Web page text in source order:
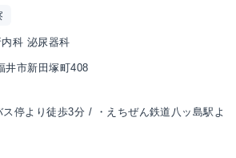
科 泌尿器科
井市新田塚町408
ス停より徒歩3分 / ・えちぜん鉄道八ッ島駅よ